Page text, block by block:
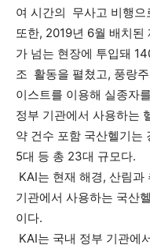
여 시간의 무사고 비행으
또한, 2019년 6월 배치
가 넘는 현장에 투입돼
조 활동을 펼쳤고, 풍랑
이스트를 이용해 실종자
정부 기관에서 사용하는
약 건수 포함 국산헬기는
5대 등 총 23대 규모다.
KAI는 현재 해경, 산림
기관에서 사용하는 국산
이다.
KAI는 국내 정부 기관에